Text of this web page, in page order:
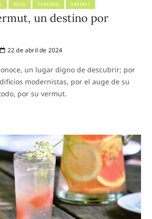
REUS TURISMO VERMUT
un destino por
22 de abril de 2024
un lugar digno de descubrir; por
modernistas, por el auge de su
por su vermut.